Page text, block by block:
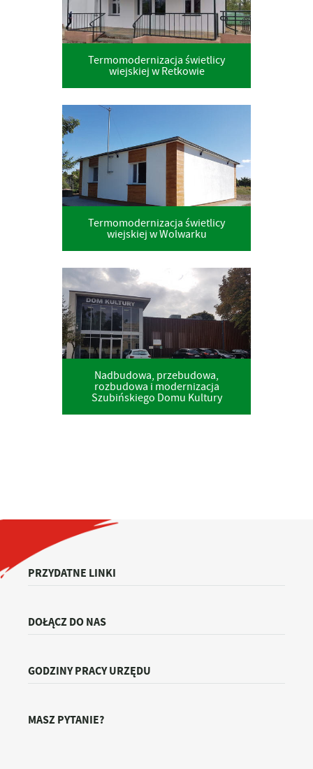
Termomodernizacja świetlicy
wiejskiej w Retkowie
Termomodernizacja świetlicy
wiejskiej w Wolwarku
Nadbudowa, przebudowa,
rozbudowa i modernizacja
Szubińskiego Domu Kultury
PRZYDATNE LINKI
DOŁĄCZ DO NAS
GODZINY PRACY URZĘDU
MASZ PYTANIE?